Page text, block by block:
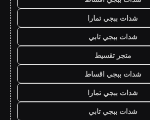
شدات ببجي تمارا
شدات ببجي تابي
متجر تقسيط
شدات ببجي اقساط
شدات ببجي تمارا
شدات ببجي تابي